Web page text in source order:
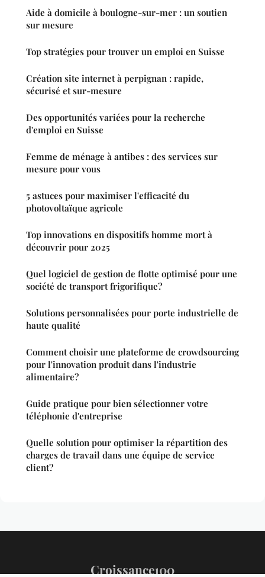
Aide à domicile à boulogne-sur-mer : un soutien
sur mesure
Top stratégies pour trouver un emploi en Suisse
Création site internet à perpignan : rapide,
sécurisé et sur-mesure
Des opportunités variées pour la recherche
d'emploi en Suisse
Femme de ménage à antibes : des services sur
mesure pour vous
5 astuces pour maximiser l'efficacité du
photovoltaïque agricole
Top innovations en dispositifs homme mort à
découvrir pour 2025
Quel logiciel de gestion de flotte optimisé pour une
société de transport frigorifique?
Solutions personnalisées pour porte industrielle de
haute qualité
Comment choisir une plateforme de crowdsourcing
pour l'innovation produit dans l'industrie
alimentaire?
Guide pratique pour bien sélectionner votre
téléphonie d'entreprise
Quelle solution pour optimiser la répartition des
charges de travail dans une équipe de service
client?
Croissance100